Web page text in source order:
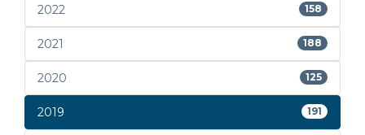
2022 158
2021 188
2020 125
2019 191